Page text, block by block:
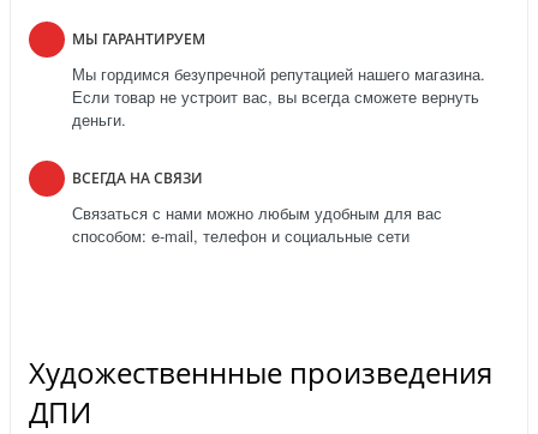
МЫ ГАРАНТИРУЕМ
Мы гордимся безупречной репутацией нашего магазина.
Если товар не устроит вас, вы всегда сможете вернуть
деньги.
ВСЕГДА НА СВЯЗИ
Связаться с нами можно любым удобным для вас
способом: e-mail, телефон и социальные сети
Художественнные произведения
ДПИ